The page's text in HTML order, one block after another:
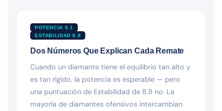
POTENCIA 9.1
ESTABILIDAD 8.8
Dos Números Que Explican Cada Remate
Cuando un diamante tiene el equilibrio tan alto y
es tan rígido, la potencia es esperable — pero
una puntuación de Estabilidad de 8.8 no. La
mayoría de diamantes ofensivos intercambian